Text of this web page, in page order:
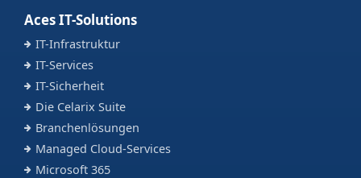
Aces IT-Solutions
IT-Infrastruktur
IT-Services
IT-Sicherheit
Die Celarix Suite
Branchenlösungen
Managed Cloud-Services
Microsoft 365